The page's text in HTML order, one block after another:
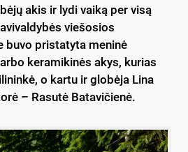
akis ir lydi vaiką per visą
viešosios
buvo pristatyta meninė
keramikinės akys, kurias
o kartu ir globėja Lina
– Rasutė Batavičienė.